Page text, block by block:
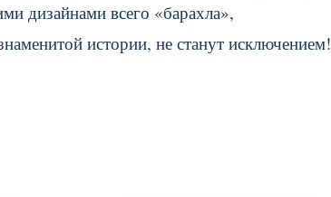
дизайнами всего «барахла»,
истории, не станут исключением!